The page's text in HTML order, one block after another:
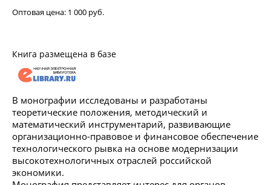
Оптовая цена: 1 000 руб.
Книга размещена в базе
В монографии исследованы и разработаны
теоретические положения, методический и
математический инструментарий, развивающие
организационно-правовое и финансовое обеспечение
технологического рывка на основе модернизации
высокотехнологичных отраслей российской
экономики.